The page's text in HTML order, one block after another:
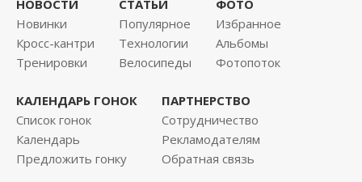
НОВОСТИ
Новинки
Кросс-кантри
Тренировки
СТАТЬИ
Популярное
Технологии
Велосипеды
ФОТО
Избранное
Альбомы
Фотопоток
КАЛЕНДАРЬ ГОНОК
Список гонок
Календарь
Предложить гонку
ПАРТНЕРСТВО
Сотрудничество
Рекламодателям
Обратная связь